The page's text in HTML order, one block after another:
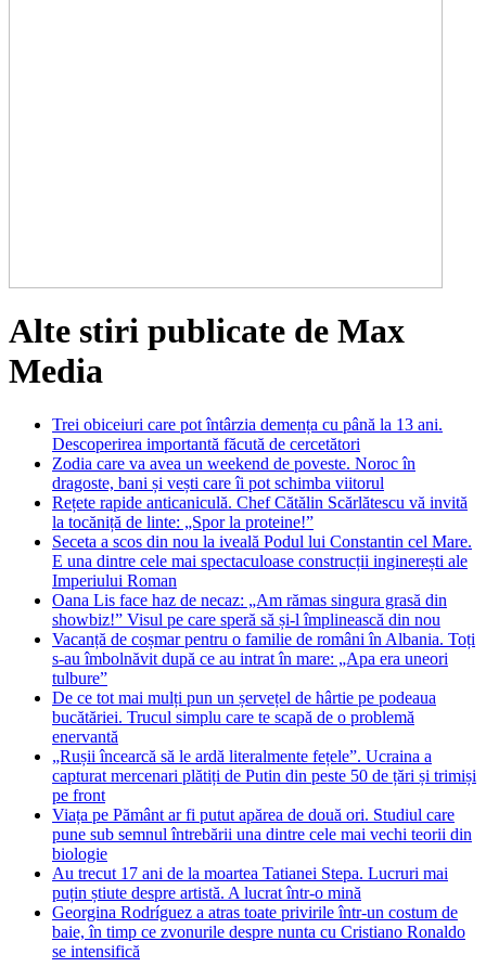
Alte stiri publicate de Max
Media
Trei obiceiuri care pot întârzia demența cu până la 13 ani.
Descoperirea importantă făcută de cercetători
Zodia care va avea un weekend de poveste. Noroc în
dragoste, bani și vești care îi pot schimba viitorul
Rețete rapide anticaniculă. Chef Cătălin Scărlătescu vă invită
la tocăniță de linte: „Spor la proteine!”
Seceta a scos din nou la iveală Podul lui Constantin cel Mare.
E una dintre cele mai spectaculoase construcții inginerești ale
Imperiului Roman
Oana Lis face haz de necaz: „Am rămas singura grasă din
showbiz!” Visul pe care speră să și-l împlinească din nou
Vacanță de coșmar pentru o familie de români în Albania. Toți
s-au îmbolnăvit după ce au intrat în mare: „Apa era uneori
tulbure”
De ce tot mai mulți pun un șervețel de hârtie pe podeaua
bucătăriei. Trucul simplu care te scapă de o problemă
enervantă
„Rușii încearcă să le ardă literalmente fețele”. Ucraina a
capturat mercenari plătiți de Putin din peste 50 de țări și trimiși
pe front
Viața pe Pământ ar fi putut apărea de două ori. Studiul care
pune sub semnul întrebării una dintre cele mai vechi teorii din
biologie
Au trecut 17 ani de la moartea Tatianei Stepa. Lucruri mai
puțin știute despre artistă. A lucrat într-o mină
Georgina Rodríguez a atras toate privirile într-un costum de
baie, în timp ce zvonurile despre nunta cu Cristiano Ronaldo
se intensifică